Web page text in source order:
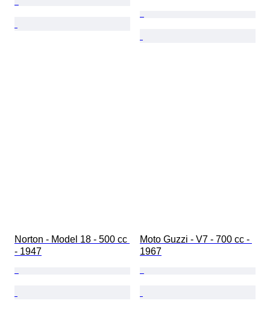
Norton - Model 18 - 500 cc
- 1947
Moto Guzzi - V7 - 700 cc -
1967